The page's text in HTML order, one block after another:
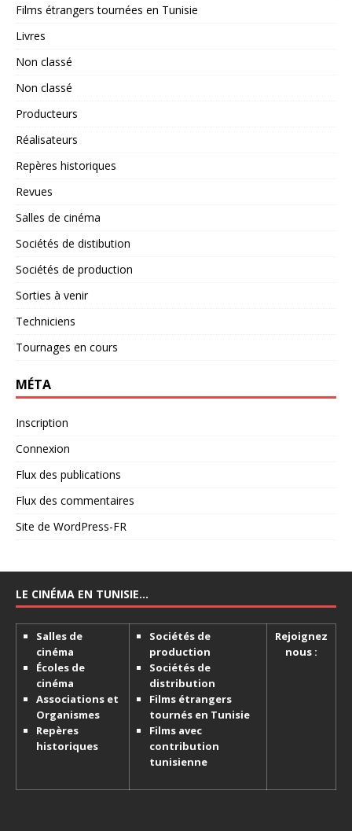
Films étrangers tournées en Tunisie
Livres
Non classé
Non classé
Producteurs
Réalisateurs
Repères historiques
Revues
Salles de cinéma
Sociétés de distibution
Sociétés de production
Sorties à venir
Techniciens
Tournages en cours
MÉTA
Inscription
Connexion
Flux des publications
Flux des commentaires
Site de WordPress-FR
LE CINÉMA EN TUNISIE…
Salles de
cinéma
Écoles de
cinéma
Associations et
Organismes
Repères
historiques
Sociétés de
production
Sociétés de
distribution
Films étrangers
tournés en Tunisie
Films avec
contribution
tunisienne
Rejoignez
nous :